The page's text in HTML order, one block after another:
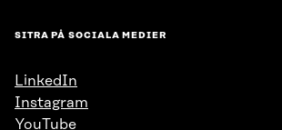
SITRA PÅ SOCIALA MEDIER
LinkedIn
Instagram
YouTube